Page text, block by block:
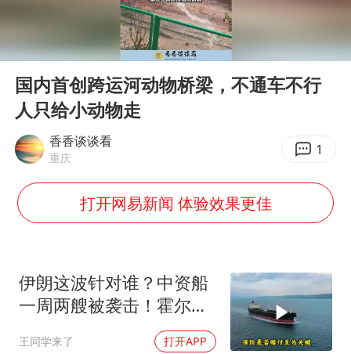
用AI造出新病毒意味着什么
美股创4月份以来最大单周涨幅
胡彦斌获《歌手2026》歌王
79岁老人被城管撞倒后离世案一审开庭
2名小孩玩手机低头幅度近乎折叠
四川宜宾地震网友称睡觉被摇醒
Play
00:00 00:24
国内首创跨运河动物桥梁，不通车不行
人只给小动物走
香香谈谈看
重庆 1
打开网易新闻 体验效果更佳
伊朗这波针对谁？中资船
一周两艘被袭击！霍尔木
兹海峡的“安全走廊”神话
王同学来了 打开APP